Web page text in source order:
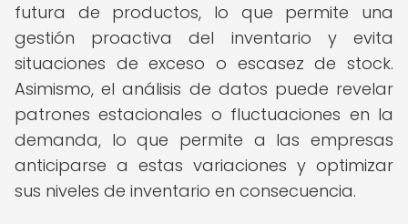
futura de productos, lo que permite una
gestión proactiva del inventario y evita
situaciones de exceso o escasez de stock.
Asimismo, el análisis de datos puede revelar
patrones estacionales o fluctuaciones en la
demanda, lo que permite a las empresas
anticiparse a estas variaciones y optimizar
sus niveles de inventario en consecuencia.